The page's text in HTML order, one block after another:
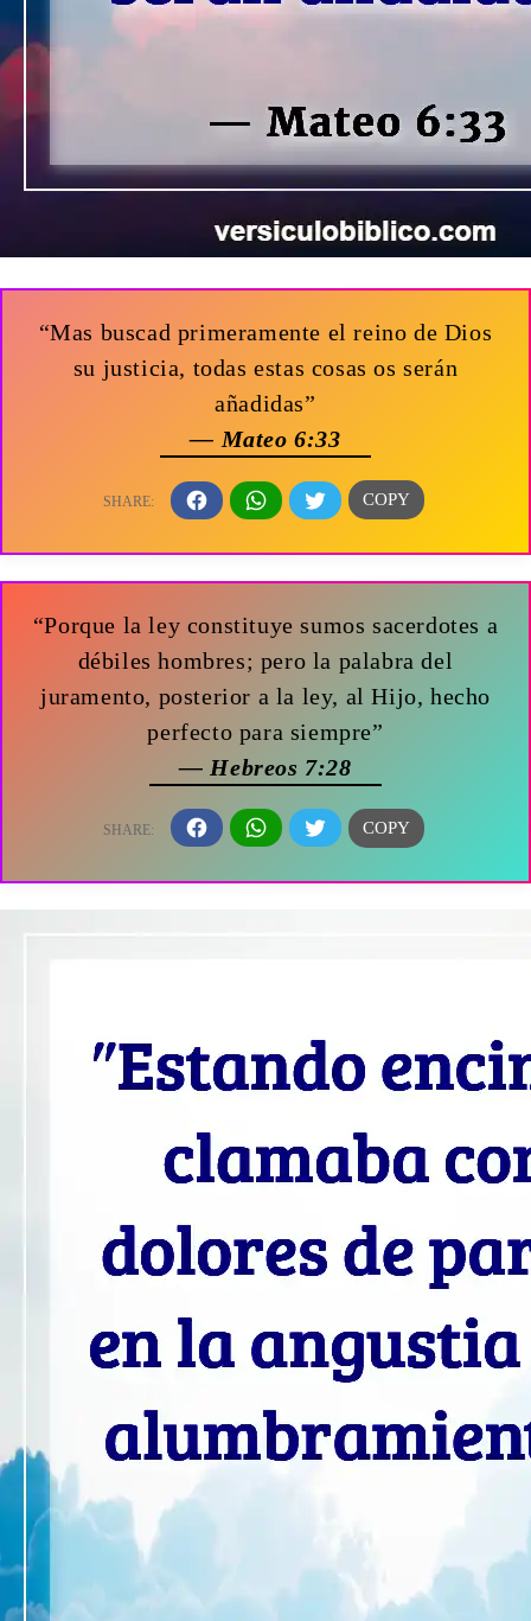
“Mas buscad primeramente el reino de Dios
su justicia, todas estas cosas os serán
añadidas”
— Mateo 6:33
“Porque la ley constituye sumos sacerdotes a
débiles hombres; pero la palabra del
juramento, posterior a la ley, al Hijo, hecho
perfecto para siempre”
— Hebreos 7:28